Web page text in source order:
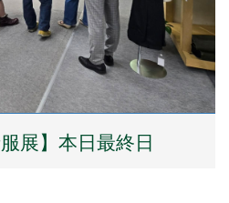
展】本日最終日